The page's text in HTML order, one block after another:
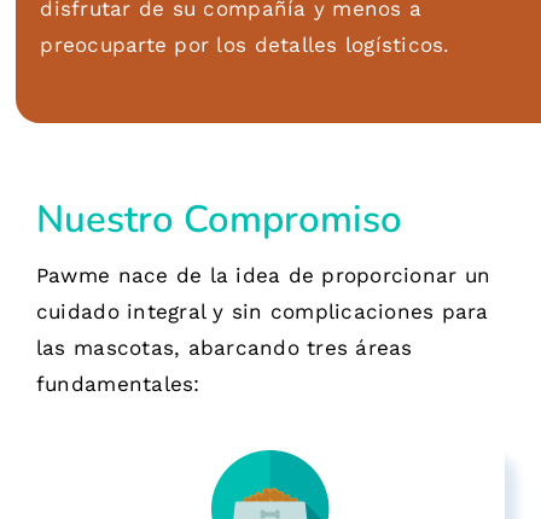
disfrutar de su compañía y menos a
preocuparte por los detalles logísticos.
Nuestro Compromiso
Pawme nace de la idea de proporcionar un
cuidado integral y sin complicaciones para
las mascotas, abarcando tres áreas
fundamentales: